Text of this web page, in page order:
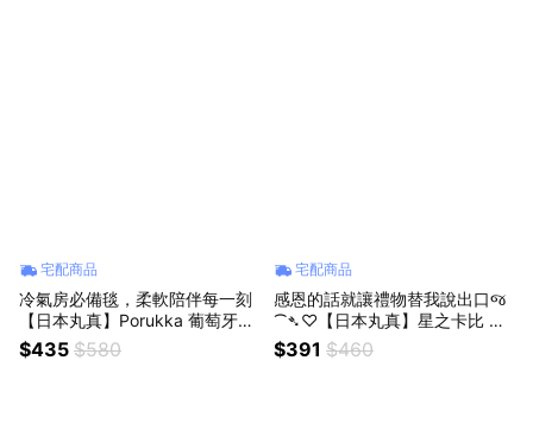
宅配商品
冷氣房必備毯，柔軟陪伴每一刻
【日本丸真】Porukka 葡萄牙設
計北歐插畫 冷氣薄毯 附贈收納
袋 (共三款)
$435 $580
宅配商品
感恩的話就讓禮物替我說出口જ
⁀➴♡【日本丸真】星之卡比 小
方巾系列 (兩款式兩入組)
$391 $460